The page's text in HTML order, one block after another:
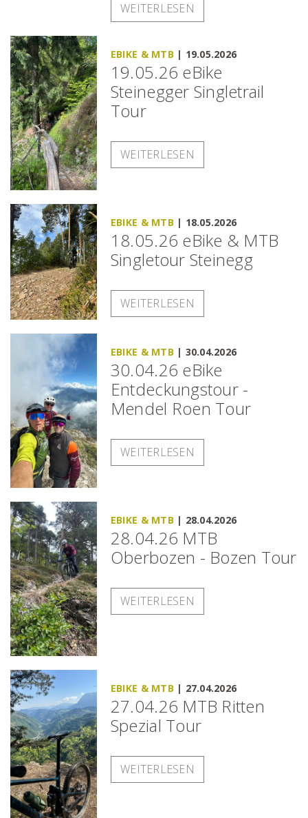
WEITERLESEN
EBIKE & MTB | 19.05.2026
19.05.26 eBike
Steinegger Singletrail
Tour
WEITERLESEN
EBIKE & MTB | 18.05.2026
18.05.26 eBike & MTB
Singletour Steinegg
WEITERLESEN
EBIKE & MTB | 30.04.2026
30.04.26 eBike
Entdeckungstour -
Mendel Roen Tour
WEITERLESEN
EBIKE & MTB | 28.04.2026
28.04.26 MTB
Oberbozen - Bozen Tour
WEITERLESEN
EBIKE & MTB | 27.04.2026
27.04.26 MTB Ritten
Spezial Tour
WEITERLESEN